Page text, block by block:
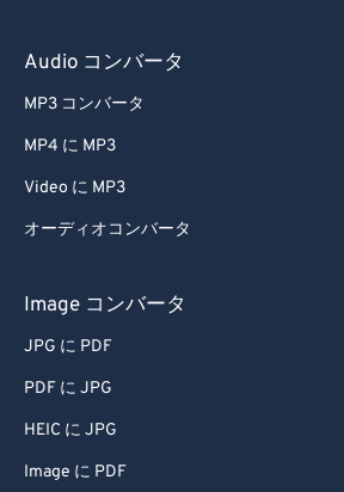
Audio コンバータ
MP3 コンバータ
MP4 に MP3
Video に MP3
オーディオコンバータ
Image コンバータ
JPG に PDF
PDF に JPG
HEIC に JPG
Image に PDF